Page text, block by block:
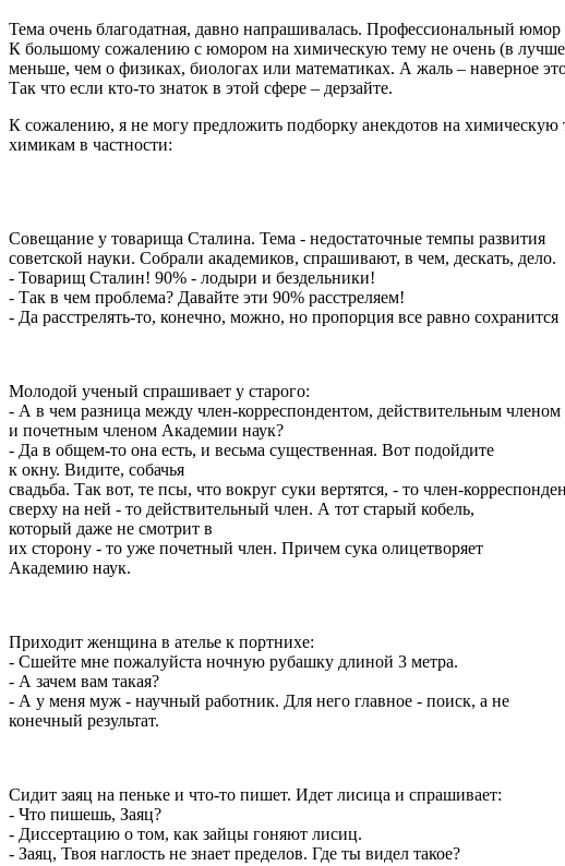
Тема очень благодатная, давно напрашивалась. Профессиональный
К большому сожалению с юмором на химическую тему не очень (в
меньше, чем о физиках, биологах или математиках. А жаль – наверное
Так что если кто-то знаток в этой сфере – дерзайте.
К сожалению, я не могу предложить подборку анекдотов на химическую
химикам в частности:
Совещание у товарища Сталина. Тема - недостаточные темпы развития
советской науки. Собрали академиков, спрашивают, в чем, дескать, дело.
- Товарищ Сталин! 90% - лодыри и бездельники!
- Так в чем проблема? Давайте эти 90% расстреляем!
- Да расстрелять-то, конечно, можно, но пропорция все равно сохранится
Молодой ученый спрашивает у старого:
- А в чем разница между член-корреспондентом, действительным членом
и почетным членом Академии наук?
- Да в общем-то она есть, и весьма существенная. Вот подойдите
к окну. Видите, собачья
свадьба. Так вот, те псы, что вокруг суки вертятся, - то член-
сверху на ней - то действительный член. А тот старый кобель,
который даже не смотрит в
их сторону - то уже почетный член. Причем сука олицетворяет
Академию наук.
Приходит женщина в ателье к портнихе:
- Сшейте мне пожалуйста ночную рубашку длиной 3 метра.
- А зачем вам такая?
- А у меня муж - научный работник. Для него главное - поиск, а не
конечный результат.
Сидит заяц на пеньке и что-то пишет. Идет лисица и спрашивает:
- Что пишешь, Заяц?
- Диссертацию о том, как зайцы гоняют лисиц.
- Заяц, Твоя наглость не знает пределов. Где ты видел такое?